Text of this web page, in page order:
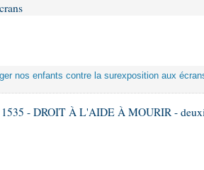
nos enfants contre la surexposition aux
1535 - DROIT À L'AIDE À MOURIR -